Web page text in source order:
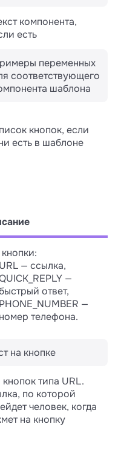
компонента,
есть
переменных
соответствующего
шаблона
кнопок, если
есть в шаблоне
URL — ссылка,
—
ответ,
PHONE_NUMBER —
номер телефона.
на кнопке
типа URL.
по которой
человек, когда
на кнопку